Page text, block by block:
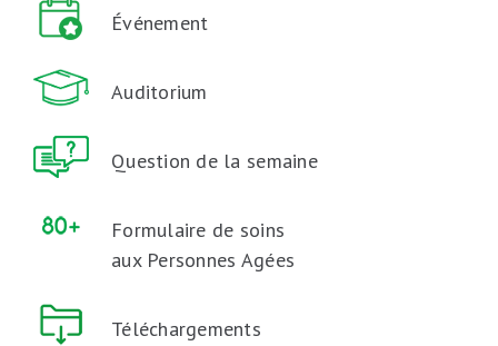
Événement
Auditorium
Question de la semaine
Formulaire de soins
aux Personnes Agées
Téléchargements